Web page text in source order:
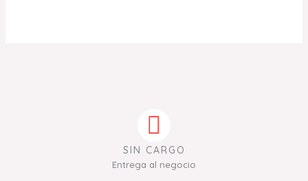
SIN CARGO
Entrega al negocio